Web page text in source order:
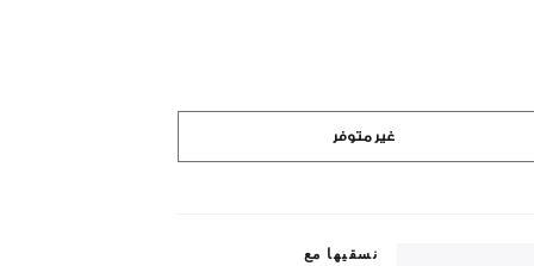
غير متوفر
نسقيها مع